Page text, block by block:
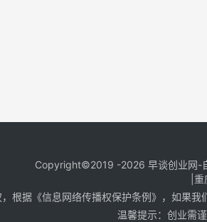
Copyright©2019 -2026 早谈创业网-
重
根据《信息网络传播权保护条例》，如果
温馨提示：创业需